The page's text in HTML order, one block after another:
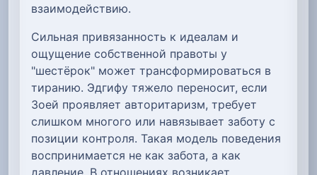
взаимодействию.
Сильная привязанность к идеалам и
ощущение собственной правоты у
"шестёрок" может трансформироваться в
тиранию. Эдгифу тяжело переносит, если
Зоей проявляет авторитаризм, требует
слишком многого или навязывает заботу с
позиции контроля. Такая модель поведения
воспринимается не как забота, а как
давление. В отношениях возникает